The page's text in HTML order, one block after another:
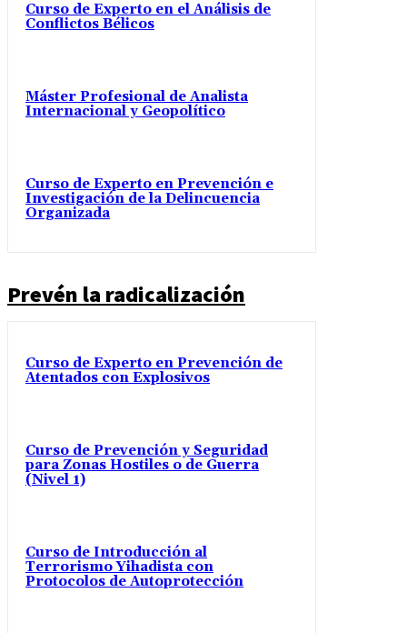
Curso de Experto en el Análisis de
Conflictos Bélicos
Máster Profesional de Analista
Internacional y Geopolítico
Curso de Experto en Prevención e
Investigación de la Delincuencia
Organizada
Prevén la radicalización
Curso de Experto en Prevención de
Atentados con Explosivos
Curso de Prevención y Seguridad
para Zonas Hostiles o de Guerra
(Nivel 1)
Curso de Introducción al
Terrorismo Yihadista con
Protocolos de Autoprotección